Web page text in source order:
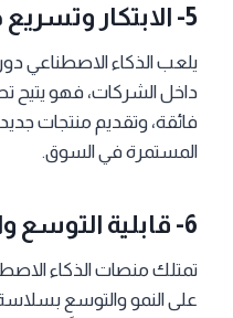
5- الابتكار وتسريع طرح المنتجات
يلعب الذكاء الاصطناعي
داخل الشركات، فهو يتيح
فائقة، وتقديم منتجات
المستمرة في السوق.
6- قابلية التوسع والمرونة
تمتلك منصات الذكاء
على النمو والتوسع